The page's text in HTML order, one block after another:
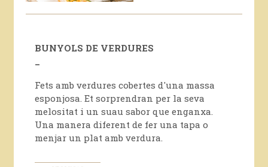
BUNYOLS DE VERDURES
Fets amb verdures cobertes d'una massa
esponjosa. Et sorprendran per la seva
melositat i un suau sabor que enganxa.
Una manera diferent de fer una tapa o
menjar un plat amb verdura.